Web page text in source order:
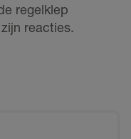
regelklep
reacties.